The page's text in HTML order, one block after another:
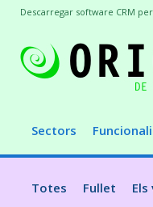
Sectors
Totes Fullet Els
Descarregar software CRM